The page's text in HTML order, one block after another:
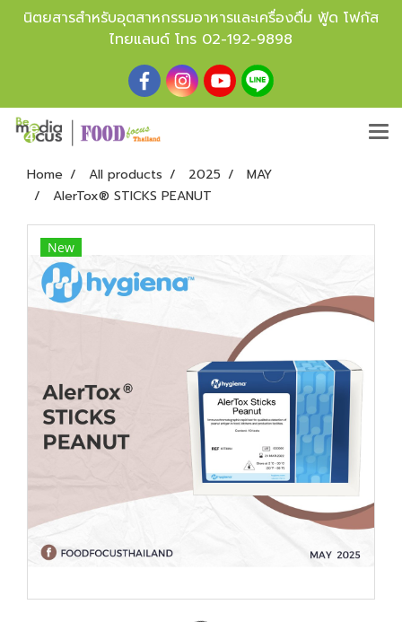
นิตยสารสำหรับอุตสาหกรรมอาหารและเครื่องดื่ม ฟู้ด โฟกัส
ไทยแลนด์ โทร 02-192-9898
Home All products 2025
MAY
AlerTox® STICKS PEANUT
New